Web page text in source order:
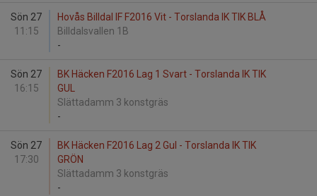
Sön 27
11:15
Hovås Billdal IF F2016 Vit - Torslanda IK TIK BLÅ
Billdalsvallen 1B
-
Sön 27
16:15
BK Häcken F2016 Lag 1 Svart - Torslanda IK TIK
GUL
Slättadamm 3 konstgräs
-
Sön 27
17:30
BK Häcken F2016 Lag 2 Gul - Torslanda IK TIK
GRÖN
Slättadamm 3 konstgräs
-